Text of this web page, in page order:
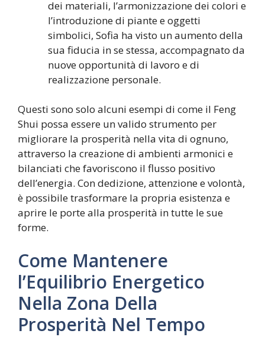
dei materiali, l’armonizzazione dei colori e
l’introduzione di piante e oggetti
simbolici, Sofia ha visto un aumento della
sua fiducia in se stessa, accompagnato da
nuove opportunità di lavoro e di
realizzazione personale.
Questi sono solo alcuni esempi di come il Feng
Shui possa essere un valido strumento per
migliorare la prosperità nella vita di ognuno,
attraverso la creazione di ambienti armonici e
bilanciati che favoriscono il flusso positivo
dell’energia. Con dedizione, attenzione e volontà,
è possibile trasformare la propria esistenza e
aprire le porte alla prosperità in tutte le sue
forme.
Come Mantenere
l’Equilibrio Energetico
Nella Zona Della
Prosperità Nel Tempo